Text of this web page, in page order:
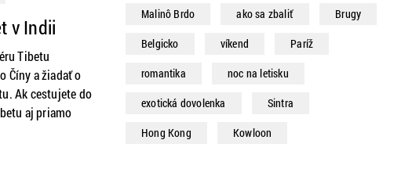
ZAHRANIČIE
v Indii
Tibetu
Číny a žiadať o
Ak cestujete do
aj priamo
Malinô Brdo ako sa zbaliť
Brugy
Belgicko
víkend
Paríž
romantika
noc na letisku
exotická dovolenka
Sintra
Hong Kong
Kowloon